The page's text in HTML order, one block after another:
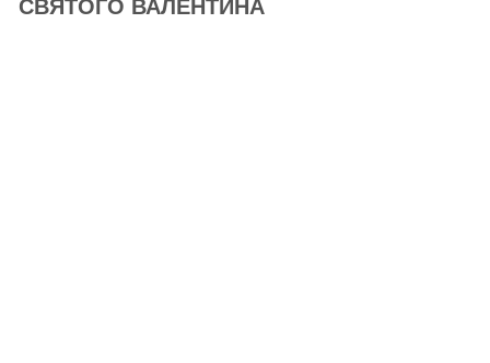
СВЯТОГО ВАЛЕНТИНА